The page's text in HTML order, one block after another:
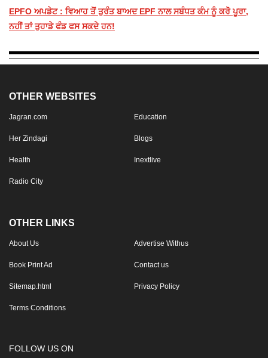
EPFO ਅਪਡੇਟ : ਵਿਆਹ ਤੋਂ ਤੁਰੰਤ ਬਾਅਦ EPF ਨਾਲ ਸਬੰਧਤ ਕੰਮ ਨੂੰ ਕਰੋ ਪੂਰਾ,
ਨਹੀਂ ਤਾਂ ਤੁਹਾਡੇ ਫੰਡ ਫਸ ਸਕਦੇ ਹਨ!
OTHER WEBSITES
Jagran.com Education
Her Zindagi Blogs
Health Inextlive
Radio City
OTHER LINKS
About Us Advertise Withus
Book Print Ad Contact us
Sitemap.html Privacy Policy
Terms Conditions
FOLLOW US ON